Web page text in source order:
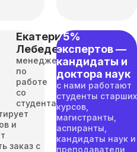
Екатерина
Лебедева
менеджер
по
работе
со
студентами
и
заказ с
75%
экспертов —
кандидаты и
доктора наук
с нами работают
студенты старших
курсов,
магистранты,
аспиранты,
кандидаты наук и
преподаватели